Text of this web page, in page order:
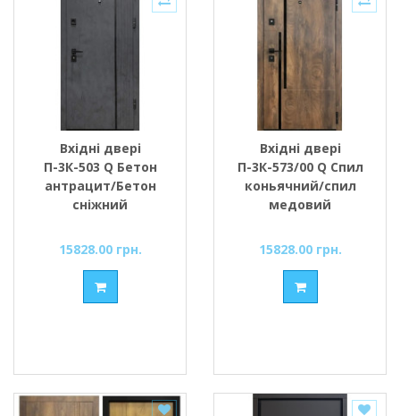
Вхідні двері
П-3К-503 Q Бетон
антрацит/Бетон
сніжний
15828.00 грн.
Вхідні двері
П-3К-573/00 Q Спил
коньячний/спил
медовий
15828.00 грн.